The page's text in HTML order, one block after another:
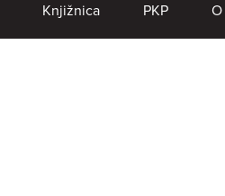
Knjižnica PKP